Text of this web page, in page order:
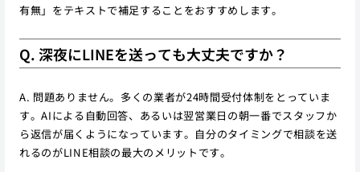
有無」をテキストで補足することをおすすめします。
Q. 深夜にLINEを送っても大丈夫ですか？
A. 問題ありません。多くの業者が24時間受付体制をとっていま
す。AIによる自動回答、あるいは翌営業日の朝一番でスタッフか
ら返信が届くようになっています。自分のタイミングで相談を送
れるのがLINE相談の最大のメリットです。